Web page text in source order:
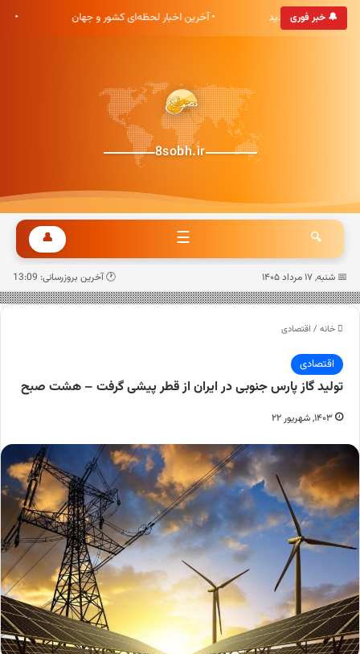
🔔 خبر فوری
هشت صبح خوش آمدید • آخرین اخبار لحظه‌ای کشور و جهان
8sobh.ir
🔍
☰
👤
📅 شنبه, ۱۷ مرداد ۱۴۰۵ 🕐 آخرین بروزرسانی: 13:09
خانه / اقتصادی
اقتصادی
تولید گاز پارس جنوبی در ایران از قطر پیشی گرفت – هشت صبح
۱۴۰۳, شهریور ۲۲